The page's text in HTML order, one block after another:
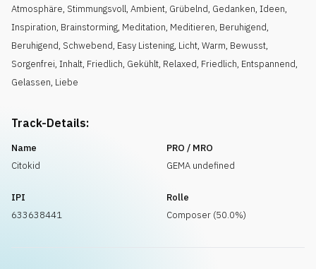
Atmosphäre, Stimmungsvoll, Ambient, Grübelnd, Gedanken, Ideen,
Inspiration, Brainstorming, Meditation, Meditieren, Beruhigend,
Beruhigend, Schwebend, Easy Listening, Licht, Warm, Bewusst,
Sorgenfrei, Inhalt, Friedlich, Gekühlt, Relaxed, Friedlich, Entspannend,
Gelassen, Liebe
Track-Details:
Name
Citokid
PRO / MRO
GEMA undefined
IPI
633638441
Rolle
Composer (50.0%)